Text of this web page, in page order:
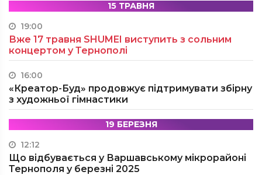
15 ТРАВНЯ
19:00
Вже 17 травня SHUMEI виступить з сольним
концертом у Тернополі
16:00
«Креатор-Буд» продовжує підтримувати збірну
з художньої гімнастики
19 БЕРЕЗНЯ
12:12
Що відбувається у Варшавському мікрорайоні
Тернополя у березні 2025